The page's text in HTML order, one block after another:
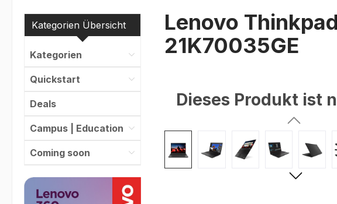
Kategorien Übersicht
Kategorien
Quickstart
Deals
Campus | Education
Coming soon
Lenovo
21K70035GE
Dieses Produkt ist
Bildergalerie überspringen